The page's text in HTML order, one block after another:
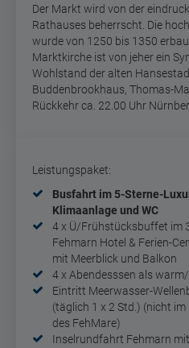
Der Markt wird von der
Rathauses beherrscht. Die
wurde von 1250 bis 1350
Marktkirche ist von jeher ein
Wohlstand der alten
Buddenbrookhaus, Thomas-
Rückkehr ca. 22.00 Uhr
Leistungspaket:
Busfahrt im 5-Sterne-
Klimaanlage und WC
4 x Ü/Frühstücksbuffet im
Fehmarn Hotel & Ferien-
mit Meerblick und Balkon
4 x Abendesssen als
Eintritt Meerwasser-
(täglich 1 x 2 Std.) (nicht
des FehMare)
Inselrundfahrt Fehmarn